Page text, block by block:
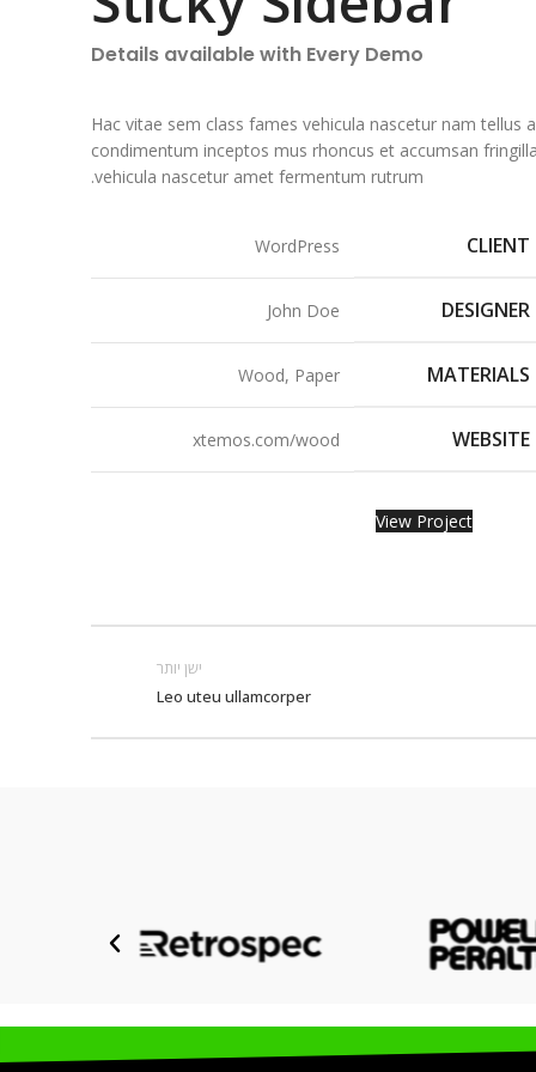
Details available with Every Demo
Hac vitae sem class fames vehicula nascetur nam tellus a
condimentum inceptos mus rhoncus et accumsan
vehicula nascetur amet fermentum rutrum.
CLIENT
WordPress
DESIGNER
John Doe
MATERIALS
Wood, Paper
WEBSITE
xtemos.com/wood
View Project
ישן יותר
Leo uteu ullamcorper